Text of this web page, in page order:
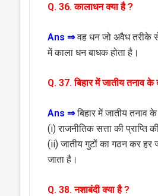
Q. 36. कालाधन क्या है ?
Ans ⇒वह धन जो अवैध तरीके
में काला धन बाधक होता है।
Q. 37. बिहार में जातीय तनाव के
Ans ⇒बिहार में जातीय तनाव
(i) राजनीतिक सत्ता की प्राप्ति
(ii) जातीय गुटों का गठन कर हर
जाता है।
Q. 38. नशाबंदी क्या है ?